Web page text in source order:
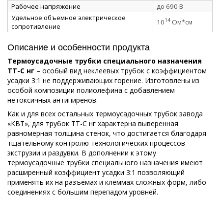
Рабочее напряжение
до 690 В
Удельное объемное электрическое
сопротивление
1014 Ом*см
Описание и особенности продукта
Термоусадочные трубки специального назначения
ТТ-С нг – особый вид неклеевых трубок с коэффициентом
усадки 3:1 не поддерживающих горение. Изготовлены из
особой композиции полиолефина с добавлением
нетоксичных антипиренов.
Как и для всех остальных термоусадочных трубок завода
«КВТ», для трубок ТТ-С нг характерна выверенная
равномерная толщина стенок, что достигается благодаря
тщательному контролю технологических процессов
экструзии и раздувки. В дополнении к этому
термоусадочные трубки специального назначения имеют
расширенный коэффициент усадки 3:1 позволяющий
применять их на разъемах и клеммах сложных форм, либо
соединениях с большим перепадом уровней.